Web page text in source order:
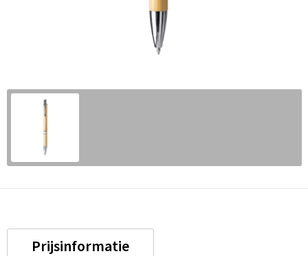
Prijsinformatie